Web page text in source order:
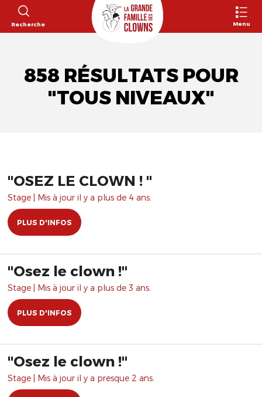
Recherche Menu
858 RÉSULTATS POUR
"TOUS NIVEAUX"
"OSEZ LE CLOWN ! "
Stage | Mis à jour il y a plus de 4 ans.
PLUS D'INFOS
"Osez le clown !"
Stage | Mis à jour il y a plus de 3 ans.
PLUS D'INFOS
"Osez le clown !"
Stage | Mis à jour il y a presque 2 ans.